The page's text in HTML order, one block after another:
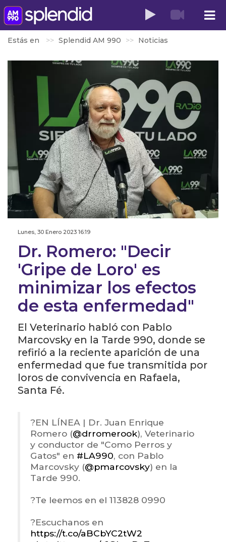
Estás en Splendid AM 990 Noticias
Lunes, 30 Enero 2023 16:19
Dr. Romero: "Decir
'Gripe de Loro' es
minimizar los efectos
de esta enfermedad"
El Veterinario habló con Pablo
Marcovsky en la Tarde 990, donde se
refirió a la reciente aparición de una
enfermedad que fue transmitida por
loros de convivencia en Rafaela,
Santa Fé.
?️EN LÍNEA | Dr. Juan Enrique
Romero (@drromerook), Veterinario
y conductor de "Como Perros y
Gatos" en #LA990, con Pablo
Marcovsky (@pmarcovsky) en la
Tarde 990.
?Te leemos en el 113828 0990
?Escuchanos en
https://t.co/aBCbYC2tW2